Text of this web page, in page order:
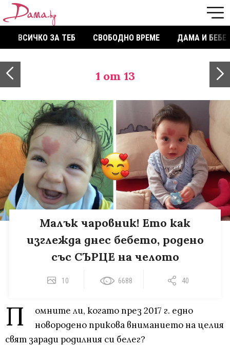
ВСИЧКО ЗА ТЕБ СВОБОДНО ВРЕМЕ ДАМА И БЕБЕ
1 от 13
Малък чаровник! Ето как
изглежда днес бебето, родено
със СЪРЦЕ на челото
10 6688 40
П
омните ли, когато през 2017 г. едно
новородено прикова вниманието на целия
свят заради родилния си белег?